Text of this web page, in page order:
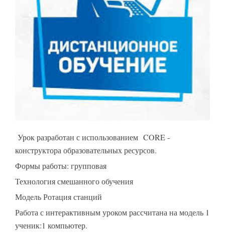
Урок разработан с использованием CORE -
конструктора образовательных ресурсов.
Формы работы: групповая
Технология смешанного обучения
Модель Ротация станций
Работа с интерактивным уроком рассчитана на модель 1
ученик:1 компьютер.